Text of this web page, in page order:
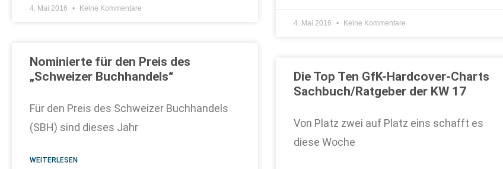
4. Mai 2016 Keine Kommentare
4. Mai 2016 Keine Kommentare
Nominierte für den Preis des
„Schweizer Buchhandels“
Für den Preis des Schweizer Buchhandels
(SBH) sind dieses Jahr
WEITERLESEN
Die Top Ten GfK-Hardcover-Charts
Sachbuch/Ratgeber der KW 17
Von Platz zwei auf Platz eins schafft es
diese Woche